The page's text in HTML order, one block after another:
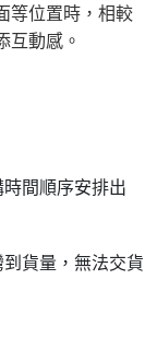
等位置時，相較
互動感。
間順序安排出
貨量，無法交貨